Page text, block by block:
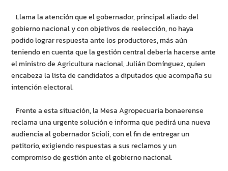
Llama la atención que el gobernador, principal aliado del
gobierno nacional y con objetivos de reelección, no haya
podido lograr respuesta ante los productores, más aún
teniendo en cuenta que la gestión central debería hacerse ante
el ministro de Agricultura nacional, Julián Domínguez, quien
encabeza la lista de candidatos a diputados que acompaña su
intención electoral.
Frente a esta situación, la Mesa Agropecuaria bonaerense
reclama una urgente solución e informa que pedirá una nueva
audiencia al gobernador Scioli, con el fin de entregar un
petitorio, exigiendo respuestas a sus reclamos y un
compromiso de gestión ante el gobierno nacional.